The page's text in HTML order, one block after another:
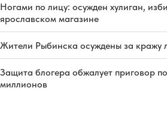
Ногами по лицу: осужден хулиган,
ярославском магазине
Жители Рыбинска осуждены за кражу
Защита блогера обжалует приговор
миллионов